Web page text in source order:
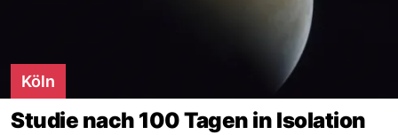
Köln
Studie nach 100 Tagen in Isolation